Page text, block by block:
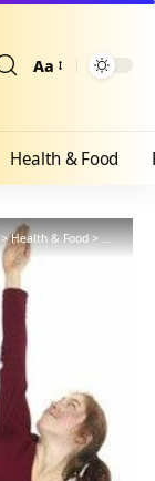
Aa
Health & Food
Health & Food>